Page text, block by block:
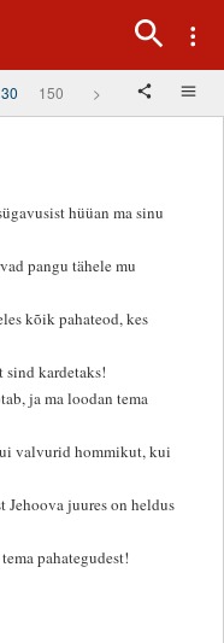
150 >
hüüan ma sinu
pangu tähele mu
kõik pahateod, kes
sind kardetaks!
ja ma loodan tema
valvurid hommikut, kui
Jehoova juures on heldus
pahategudest!